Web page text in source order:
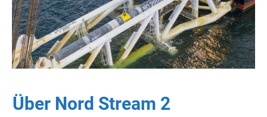
Über Nord Stream 2